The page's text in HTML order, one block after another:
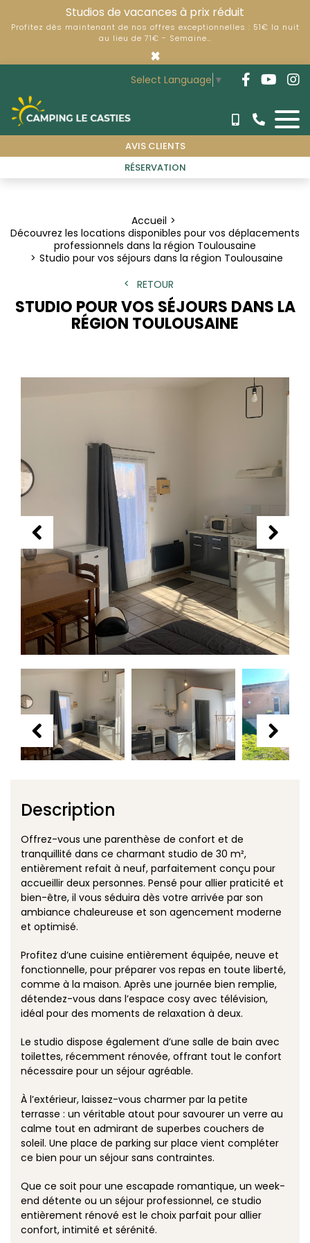
Studios de vacances à prix réduit
Profitez dès maintenant de nos offres exceptionnelles : 51€ la nuit
au lieu de 71€ - Semaine…
×
Select Language ▼
AVIS CLIENTS
RÉSERVATION
Accueil
Découvrez les locations disponibles pour vos déplacements
professionnels dans la région Toulousaine
Studio pour vos séjours dans la région Toulousaine
RETOUR
STUDIO POUR VOS SÉJOURS DANS LA
RÉGION TOULOUSAINE
Description
Offrez-vous une parenthèse de confort et de
tranquillité dans ce charmant studio de 30 m²,
entièrement refait à neuf, parfaitement conçu pour
accueillir deux personnes. Pensé pour allier praticité et
bien-être, il vous séduira dès votre arrivée par son
ambiance chaleureuse et son agencement moderne
et optimisé.
Profitez d’une cuisine entièrement équipée, neuve et
fonctionnelle, pour préparer vos repas en toute liberté,
comme à la maison. Après une journée bien remplie,
détendez-vous dans l’espace cosy avec télévision,
idéal pour des moments de relaxation à deux.
Le studio dispose également d’une salle de bain avec
toilettes, récemment rénovée, offrant tout le confort
nécessaire pour un séjour agréable.
À l’extérieur, laissez-vous charmer par la petite
terrasse : un véritable atout pour savourer un verre au
calme tout en admirant de superbes couchers de
soleil. Une place de parking sur place vient compléter
ce bien pour un séjour sans contraintes.
Que ce soit pour une escapade romantique, un week-
end détente ou un séjour professionnel, ce studio
entièrement rénové est le choix parfait pour allier
confort, intimité et sérénité.